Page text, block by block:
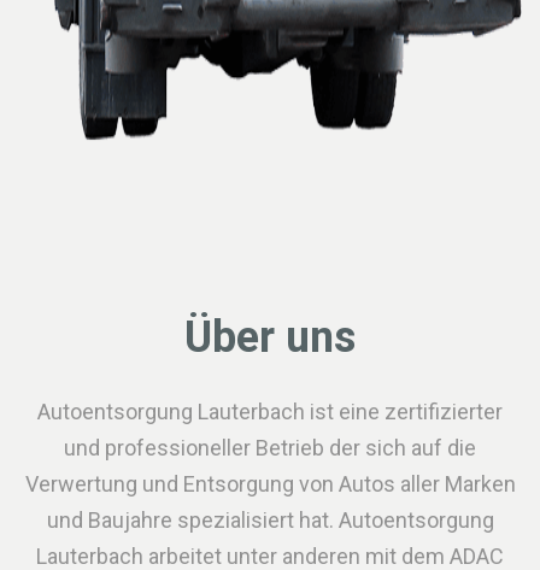
Über uns
Autoentsorgung Lauterbach ist eine zertifizierter
und professioneller Betrieb der sich auf die
Verwertung und Entsorgung von Autos aller Marken
und Baujahre spezialisiert hat. Autoentsorgung
Lauterbach arbeitet unter anderen mit dem ADAC